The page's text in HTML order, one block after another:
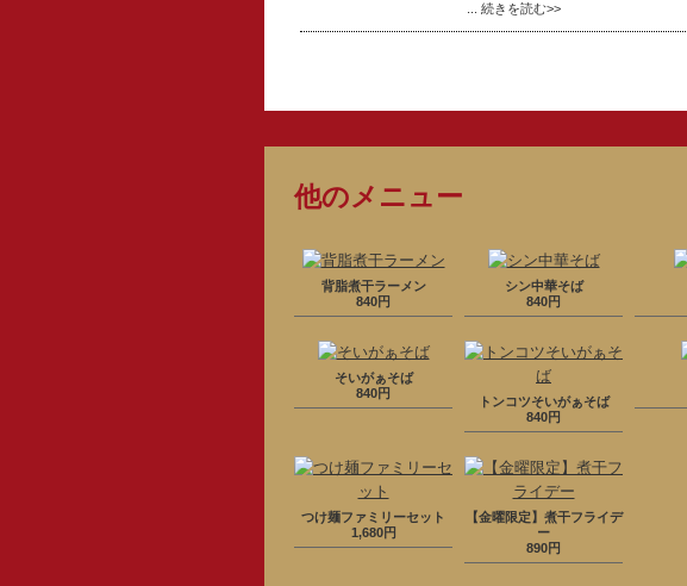
... 続きを読む>>
他のメニュー
背脂煮干ラーメン
840円
シン中華そば
840円
そいがぁそば
840円
トンコツそいがぁそば
840円
つけ麺ファミリーセット
1,680円
【金曜限定】煮干フライデ
ー
890円